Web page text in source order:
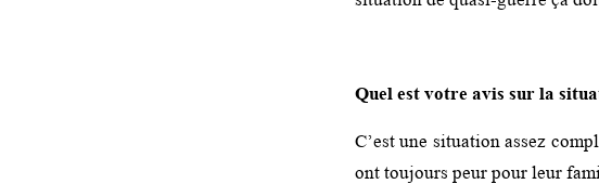
Quel est votre avis sur la
C’est une situation assez
ont toujours peur pour leur